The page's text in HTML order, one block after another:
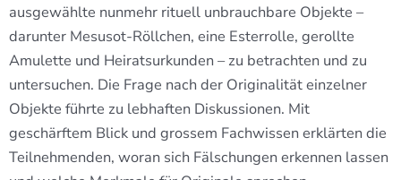
ausgewählte nunmehr rituell unbrauchbare Objekte –
darunter Mesusot-Röllchen, eine Esterrolle, gerollte
Amulette und Heiratsurkunden – zu betrachten und zu
untersuchen. Die Frage nach der Originalität einzelner
Objekte führte zu lebhaften Diskussionen. Mit
geschärftem Blick und grossem Fachwissen erklärten die
Teilnehmenden, woran sich Fälschungen erkennen lassen